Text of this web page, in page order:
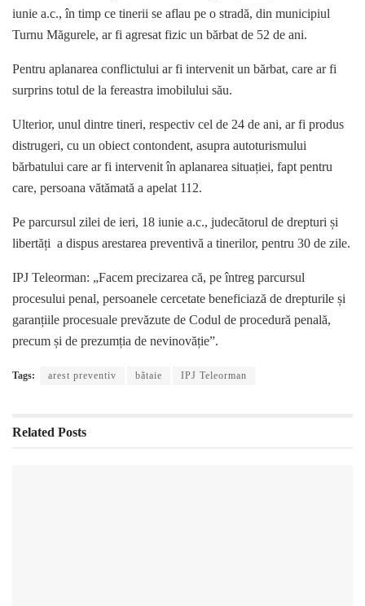
iunie a.c., în timp ce tinerii se aflau pe o stradă, din municipiul
Turnu Măgurele, ar fi agresat fizic un bărbat de 52 de ani.
Pentru aplanarea conflictului ar fi intervenit un bărbat, care ar fi
surprins totul de la fereastra imobilului său.
Ulterior, unul dintre tineri, respectiv cel de 24 de ani, ar fi produs
distrugeri, cu un obiect contondent, asupra autoturismului
bărbatului care ar fi intervenit în aplanarea situației, fapt pentru
care, persoana vătămată a apelat 112.
Pe parcursul zilei de ieri, 18 iunie a.c., judecătorul de drepturi și
libertăți a dispus arestarea preventivă a tinerilor, pentru 30 de zile.
IPJ Teleorman: „Facem precizarea că, pe întreg parcursul
procesului penal, persoanele cercetate beneficiază de drepturile și
garanțiile procesuale prevăzute de Codul de procedură penală,
precum și de prezumția de nevinovăție”.
Tags: arest preventiv bătaie IPJ Teleorman
Related Posts